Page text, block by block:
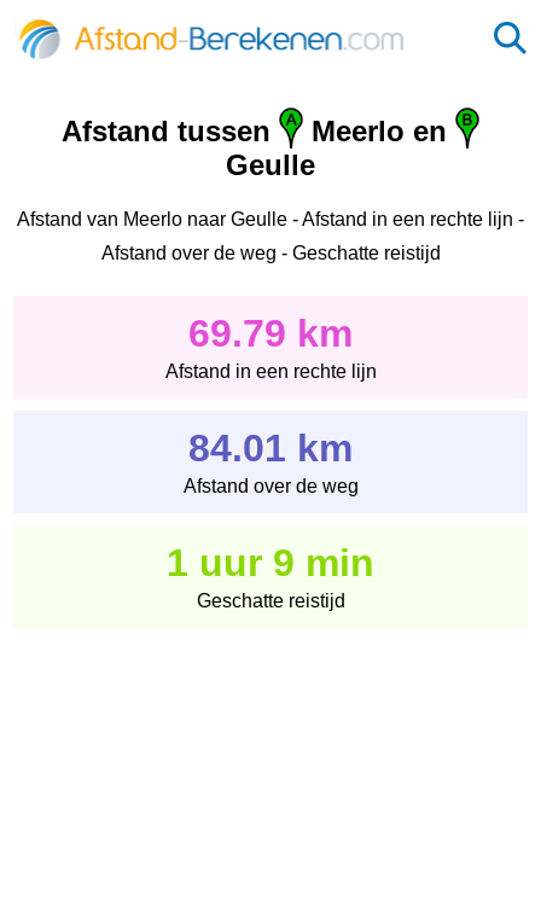
Afstand tussen
Meerlo en
Geulle
Afstand van Meerlo naar Geulle - Afstand in een rechte lijn -
Afstand over de weg - Geschatte reistijd
69.79 km
Afstand in een rechte lijn
84.01 km
Afstand over de weg
1 uur 9 min
Geschatte reistijd